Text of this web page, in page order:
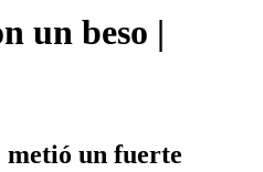
un beso |
un fuerte